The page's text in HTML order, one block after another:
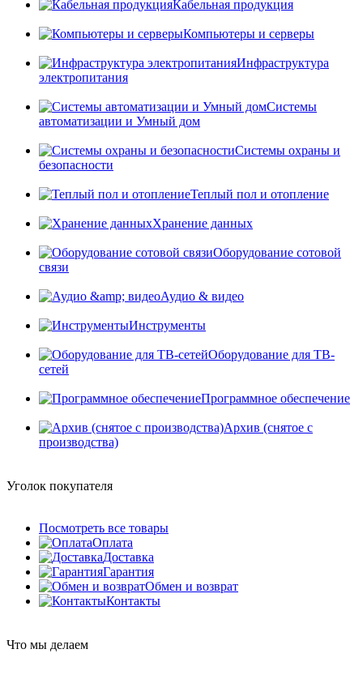
Кабельная продукция
Компьютеры и серверы
Инфраструктура
электропитания
Системы
автоматизации и Умный дом
Системы охраны и
безопасности
Теплый пол и отопление
Хранение данных
Оборудование сотовой
связи
Аудио & видео
Инструменты
Оборудование для ТВ-
сетей
Программное обеспечение
Архив (снятое с
производства)
Уголок покупателя
Посмотреть все товары
Оплата
Доставка
Гарантия
Обмен и возврат
Контакты
Что мы делаем